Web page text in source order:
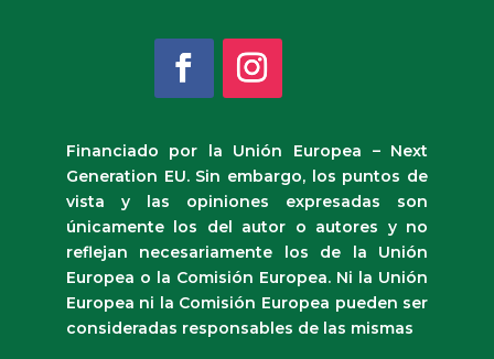
Financiado por la Unión Europea – Next
Generation EU. Sin embargo, los puntos de
vista y las opiniones expresadas son
únicamente los del autor o autores y no
reflejan necesariamente los de la Unión
Europea o la Comisión Europea. Ni la Unión
Europea ni la Comisión Europea pueden ser
consideradas responsables de las mismas